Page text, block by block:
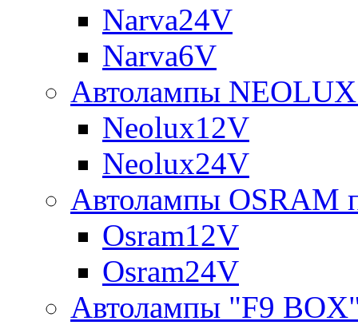
Narva24V
Narva6V
Автолампы
Neolux12V
Neolux24V
Автолампы OSRAM
Osram12V
Osram24V
Автолампы "F9